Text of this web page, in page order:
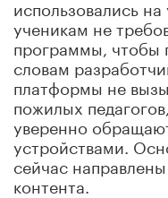
использовались на
ученикам не
программы, чтобы
словам
платформы не
пожилых
уверенно
устройствами.
сейчас
контента.